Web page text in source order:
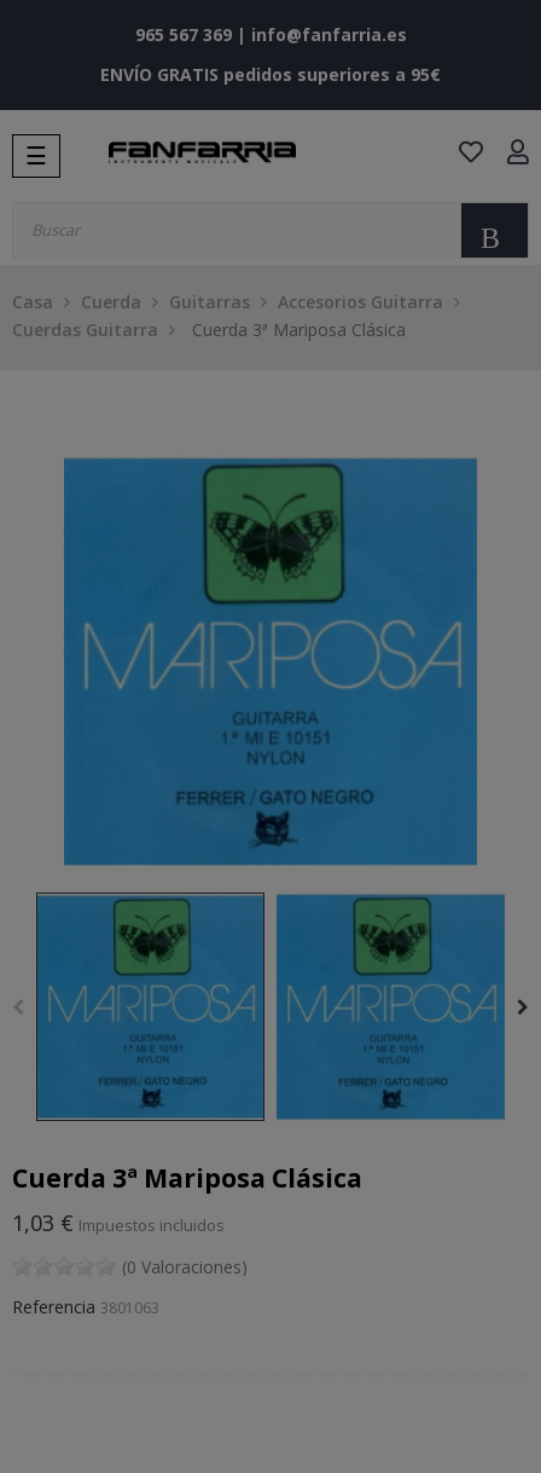
965 567 369| info@fanfarria.es
ENVÍO GRATIS pedidos superiores a 95€
Navegación
de
☰
Casa Cuerda Guitarras
Accesorios Guitarra
Cuerdas Guitarra
Cuerda 3ª Mariposa Clásica
Cuerda 3ª Mariposa Clásica
1,03 € Impuestos incluidos
(0 Valoraciones)
Referencia 3801063